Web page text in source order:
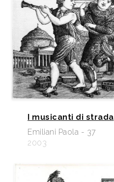
I musicanti di strada
Emiliani Paola - 37
2003